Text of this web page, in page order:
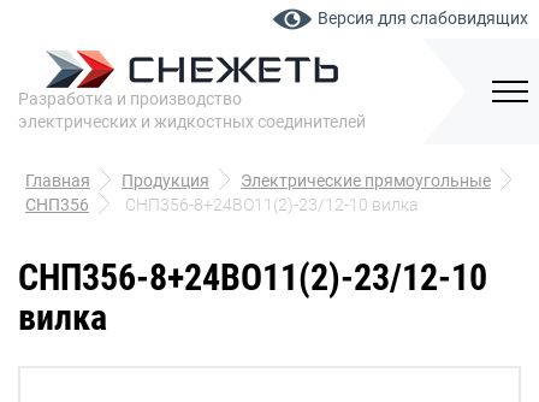
Версия для слабовидящих
Разработка и производство
электрических и жидкостных соединителей
Главная Продукция
Электрические прямоугольные
СНП356
СНП356-8+24ВО11(2)-23/12-10 вилка
СНП356-8+24ВО11(2)-23/12-10
вилка